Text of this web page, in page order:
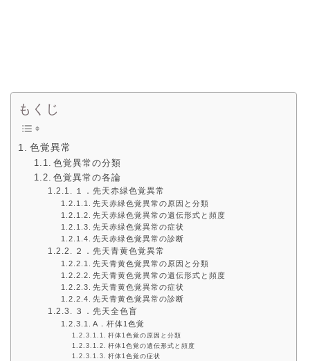
もくじ
色覚異常
色覚異常の分類
色覚異常の各論
１．先天赤緑色覚異常
先天赤緑色覚異常の原因と分類
先天赤緑色覚異常の遺伝形式と頻度
先天赤緑色覚異常の症状
先天赤緑色覚異常の診断
２．先天青黄色覚異常
先天青黄色覚異常の原因と分類
先天青黄色覚異常の遺伝形式と頻度
先天青黄色覚異常の症状
先天青黄色覚異常の診断
３．先天全色盲
A．杆体1色覚
杆体1色覚の原因と分類
杆体1色覚の遺伝形式と頻度
杆体1色覚の症状